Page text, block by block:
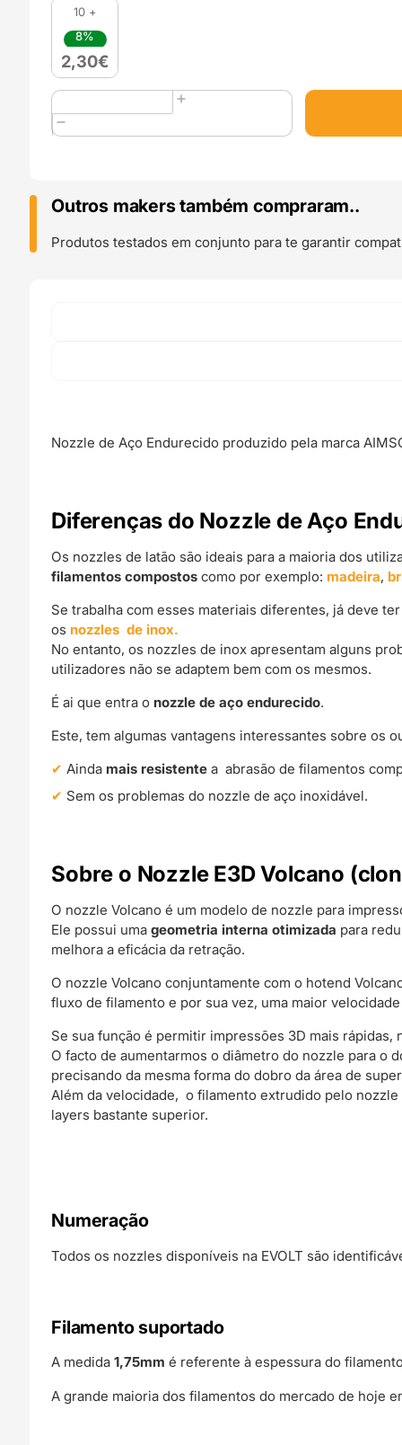
10 +
8%
2,30€
Quantidade
de
0.2mm
Aço
Endurecido
Hardened
Outros makers também compraram..
Produtos testados em conjunto para te garantir
Nozzle de Aço Endurecido produzido pela marca
Diferenças do Nozzle de Aço
Os nozzles de latão são ideais para a maioria dos
filamentos compostos como por exemplo: madeira,
Se trabalha com esses materiais diferentes, já deve
os nozzles de inox.
No entanto, os nozzles de inox apresentam alguns
utilizadores não se adaptem bem com os mesmos.
É ai que entra o nozzle de aço endurecido.
Este, tem algumas vantagens interessantes sobre os
Ainda mais resistente a abrasão de filamentos
Sem os problemas do nozzle de aço inoxidável.
Sobre o Nozzle E3D Volcano
O nozzle Volcano é um modelo de nozzle para
Ele possui umageometria interna otimizada para
melhora a eficácia da retração.
O nozzle Volcano conjuntamente com o hotend
fluxo de filamento e por sua vez, uma maior
Se sua função é permitir impressões 3D mais
O facto de aumentarmos o diâmetro do nozzle para o
precisando da mesma forma do dobro da área de
Além da velocidade, o filamento extrudido pelo
layers bastante superior.
Numeração
Todos os nozzles disponíveis na EVOLT são
Filamento suportado
A medida1,75mm é referente à espessura do
A grande maioria dos filamentos do mercado de hoje